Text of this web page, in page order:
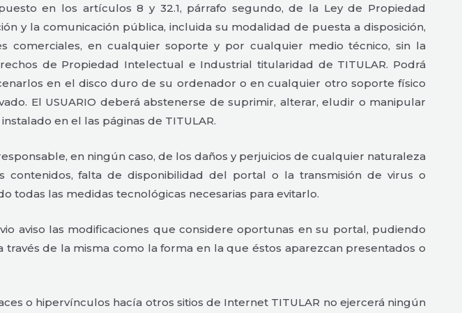
en los artículos 8 y 32.1, párrafo segundo, de la Ley de Propiedad
y la comunicación pública, incluida su modalidad de puesta a disposición,
en cualquier soporte y por cualquier medio técnico, sin la
de Propiedad Intelectual e Industrial titularidad de TITULAR. Podrá
en el disco duro de su ordenador o en cualquier otro soporte físico
El USUARIO deberá abstenerse de suprimir, alterar, eludir o manipular
en el las páginas de TITULAR.
responsable, en ningún caso, de los daños y perjuicios de cualquier naturaleza
falta de disponibilidad del portal o la transmisión de virus o
todas las medidas tecnológicas necesarias para evitarlo.
aviso las modificaciones que considere oportunas en su portal, pudiendo
de la misma como la forma en la que éstos aparezcan presentados o
o hipervínculos hacía otros sitios de Internet TITULAR no ejercerá ningún